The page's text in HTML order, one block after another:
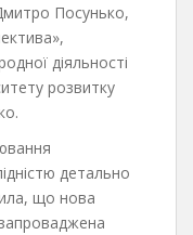
Посунько,
діяльності
розвитку
детально
що нова